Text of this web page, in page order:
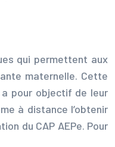
qui permettent aux
maternelle. Cette
pour objectif de leur
à distance l’obtenir
du CAP AEPe. Pour